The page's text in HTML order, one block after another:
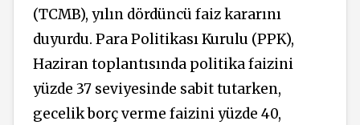
(TCMB), yılın dördüncü faiz kararını
duyurdu. Para Politikası Kurulu (PPK),
Haziran toplantısında politika faizini
yüzde 37 seviyesinde sabit tutarken,
gecelik borç verme faizini yüzde 40,